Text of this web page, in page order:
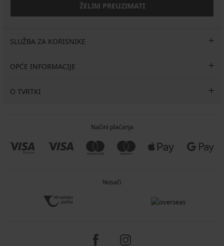
ŽELIM PREUZIMATI
SLUŽBA ZA KORISNIKE
OPĆE INFORMACIJE
O TVRTKI
Načini plaćanja
Nosači